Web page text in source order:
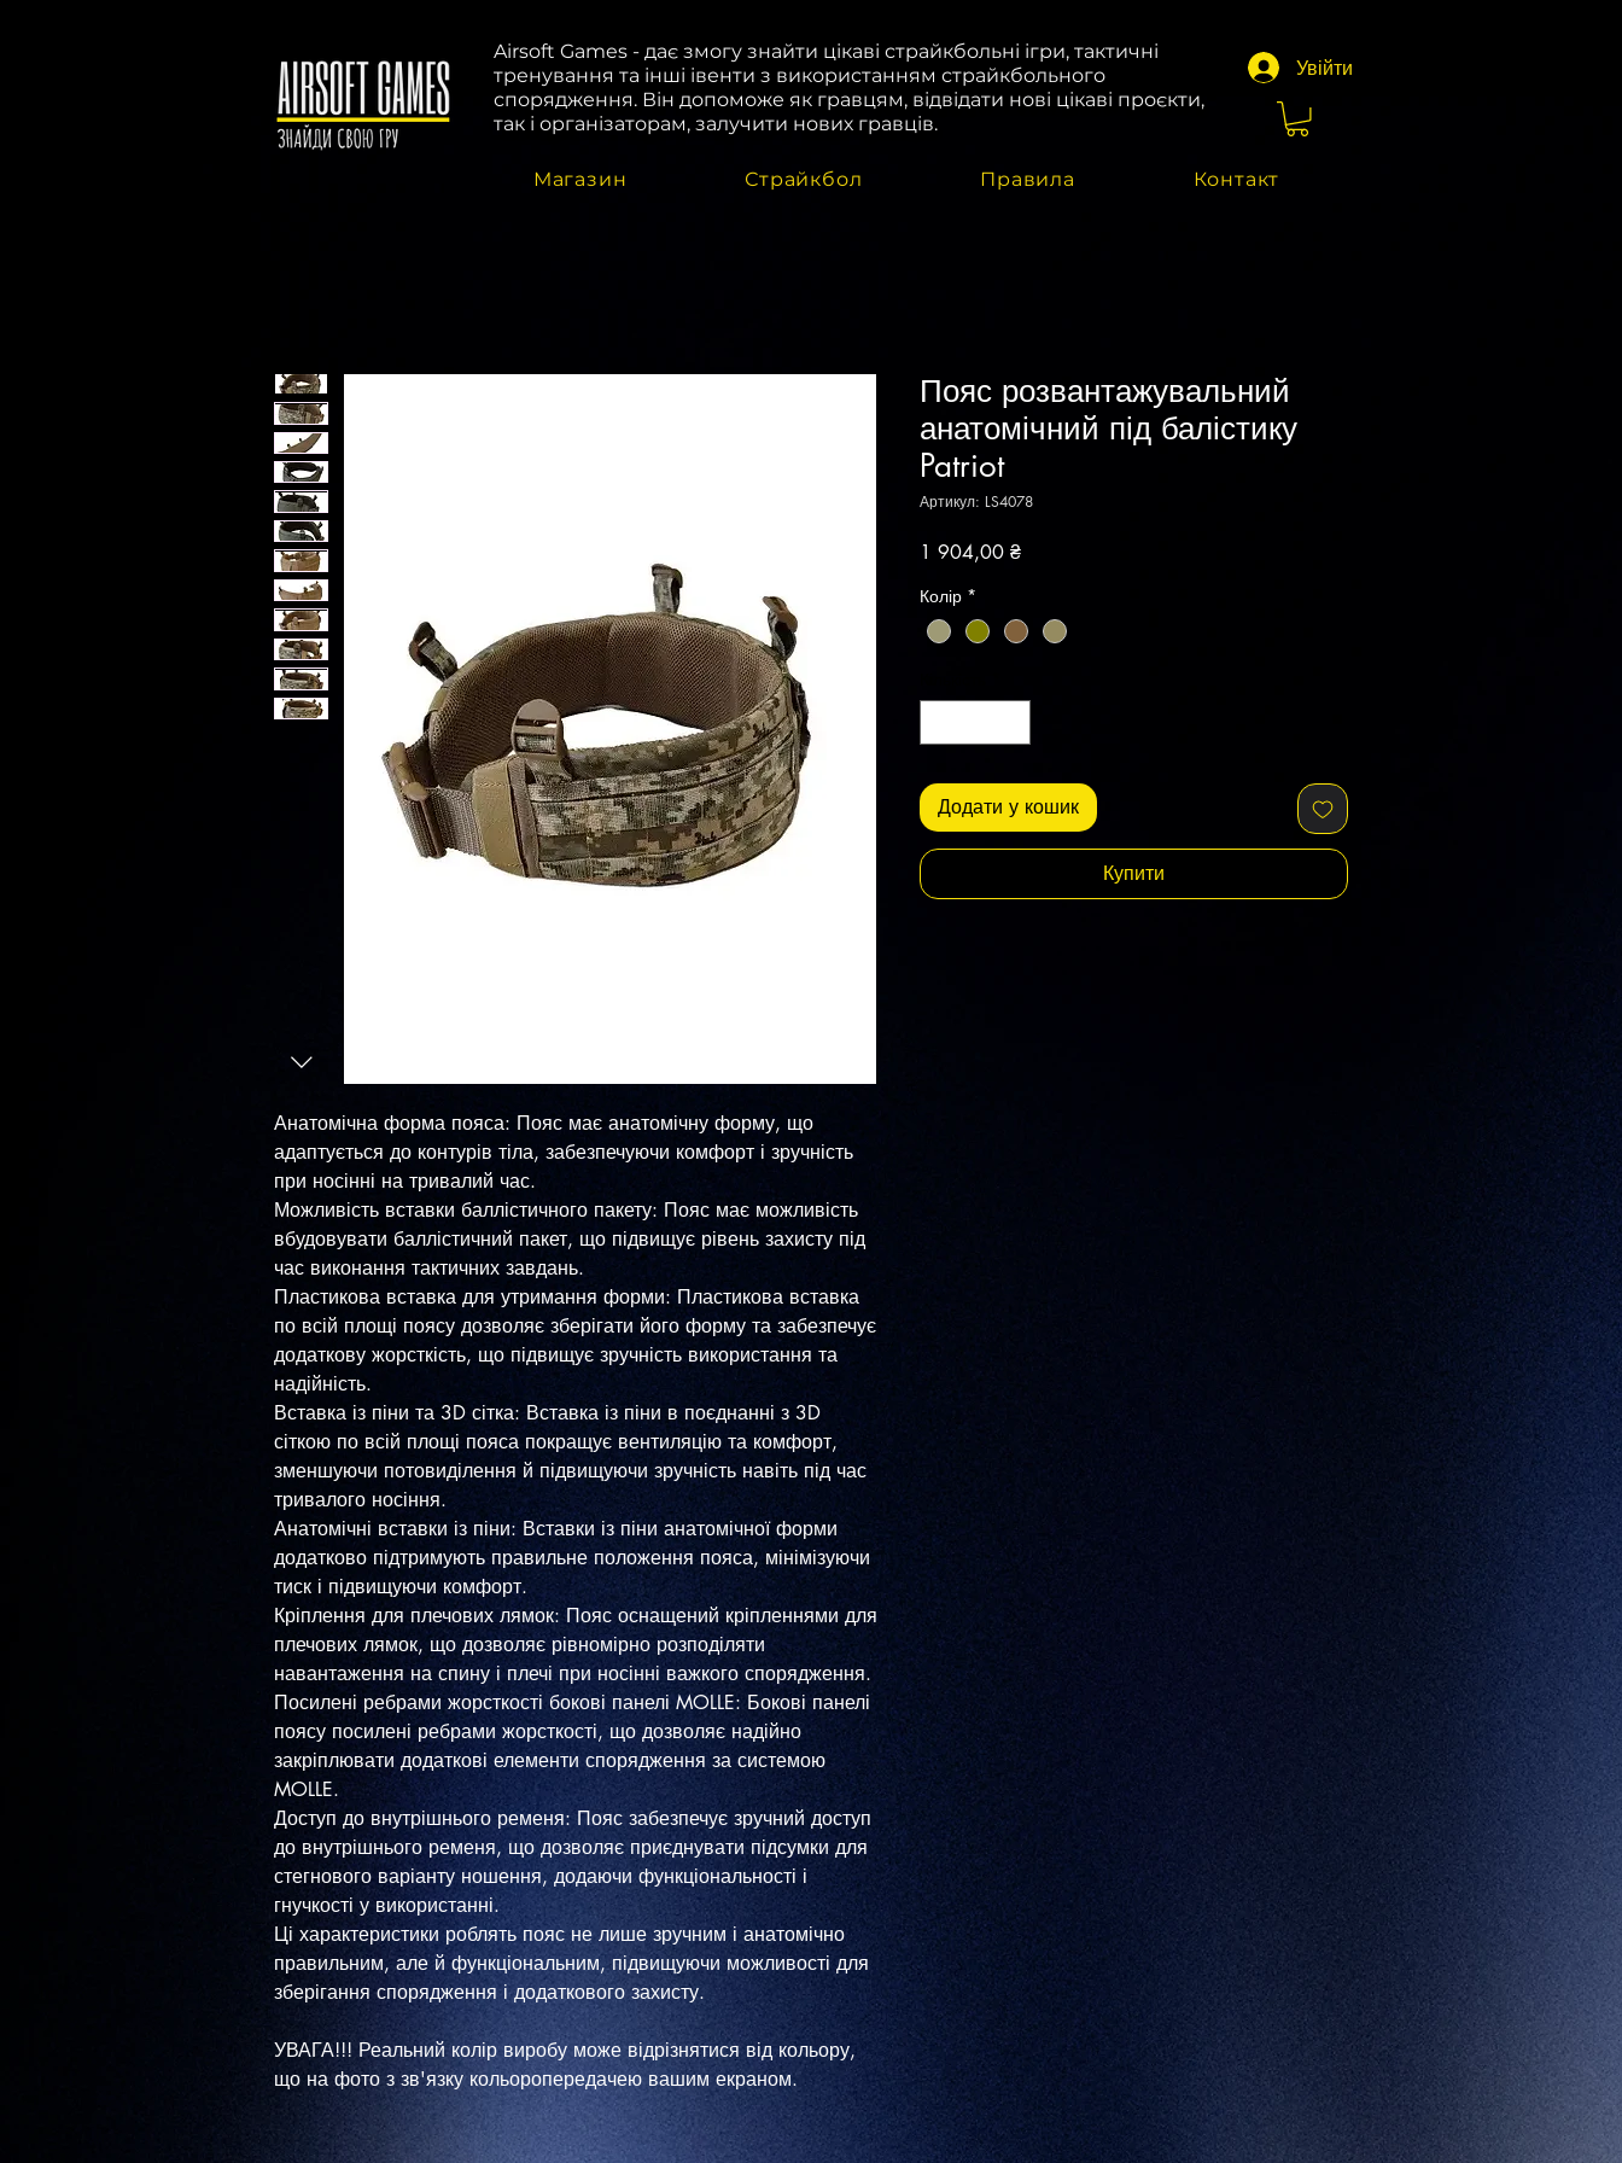
Airsoft Games - дає змогу знайти цікаві страйкбольні ігри, тактичні
тренування та інші івенти з використанням страйкбольного
спорядження. Він допоможе як гравцям, відвідати нові цікаві проєкти,
так і організаторам, залучити нових гравців.
Увійти
Магазин Страйкбол Правила Контакт
Анатомічна форма пояса: Пояс має анатомічну форму, що
адаптується до контурів тіла, забезпечуючи комфорт і зручність
при носінні на тривалий час.
Можливість вставки баллістичного пакету: Пояс має можливість
вбудовувати баллістичний пакет, що підвищує рівень захисту під
час виконання тактичних завдань.
Пластикова вставка для утримання форми: Пластикова вставка
по всій площі поясу дозволяє зберігати його форму та забезпечує
додаткову жорсткість, що підвищує зручність використання та
надійність.
Вставка із піни та 3D сітка: Вставка із піни в поєднанні з 3D
сіткою по всій площі пояса покращує вентиляцію та комфорт,
зменшуючи потовиділення й підвищуючи зручність навіть під час
тривалого носіння.
Анатомічні вставки із піни: Вставки із піни анатомічної форми
додатково підтримують правильне положення пояса, мінімізуючи
тиск і підвищуючи комфорт.
Кріплення для плечових лямок: Пояс оснащений кріпленнями для
плечових лямок, що дозволяє рівномірно розподіляти
навантаження на спину і плечі при носінні важкого спорядження.
Посилені ребрами жорсткості бокові панелі MOLLE: Бокові панелі
поясу посилені ребрами жорсткості, що дозволяє надійно
закріплювати додаткові елементи спорядження за системою
MOLLE.
Доступ до внутрішнього ременя: Пояс забезпечує зручний доступ
до внутрішнього ременя, що дозволяє приєднувати підсумки для
стегнового варіанту ношення, додаючи функціональності і
гнучкості у використанні.
Ці характеристики роблять пояс не лише зручним і анатомічно
правильним, але й функціональним, підвищуючи можливості для
зберігання спорядження і додаткового захисту.
УВАГА!!! Реальний колір виробу може відрізнятися від кольору,
що на фото з зв'язку кольоропередачею вашим екраном.
Пояс розвантажувальний
анатомічний під балістику
Patriot
Артикул: LS4078
1 904,00 ₴Ціна
Колір *
Додати у кошик
Купити